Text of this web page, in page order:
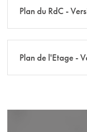
Plan du RdC -
Plan de l'Etage -